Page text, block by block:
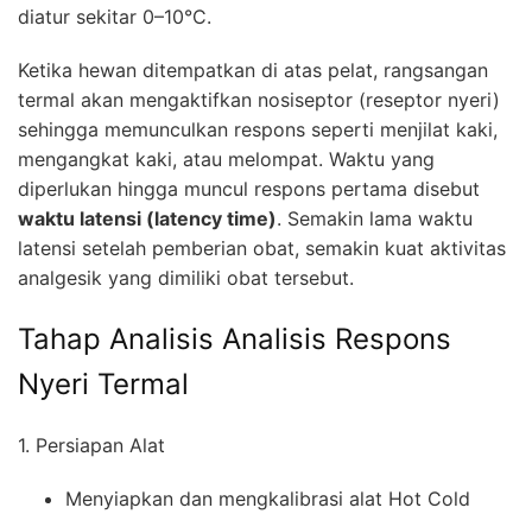
diatur sekitar 0–10°C.
Ketika hewan ditempatkan di atas pelat, rangsangan
termal akan mengaktifkan nosiseptor (reseptor nyeri)
sehingga memunculkan respons seperti menjilat kaki,
mengangkat kaki, atau melompat. Waktu yang
diperlukan hingga muncul respons pertama disebut
waktu latensi (latency time). Semakin lama waktu
latensi setelah pemberian obat, semakin kuat aktivitas
analgesik yang dimiliki obat tersebut.
Tahap Analisis Analisis Respons
Nyeri Termal
1. Persiapan Alat
Menyiapkan dan mengkalibrasi alat Hot Cold